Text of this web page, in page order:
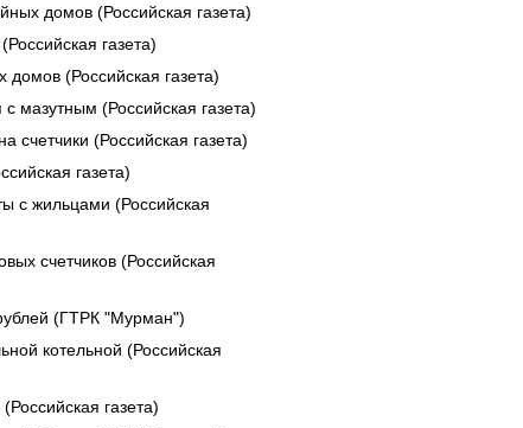
домов (Российская газета)
газета)
(Российская газета)
мазутным (Российская газета)
счетчики (Российская газета)
газета)
с жильцами (Российская
счетчиков (Российская
(ГТРК "Мурман")
котельной (Российская
газета)